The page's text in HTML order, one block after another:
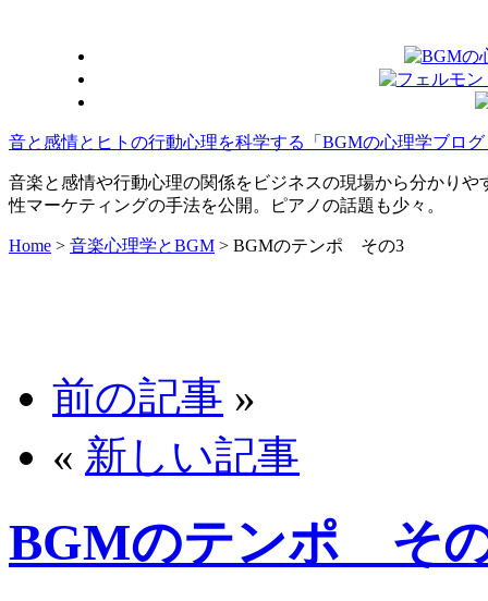
音と感情とヒトの行動心理を科学する「BGMの心理学ブログ
音楽と感情や行動心理の関係をビジネスの現場から分かり
性マーケティングの手法を公開。ピアノの話題も少々。
Home > 音楽心理学とBGM > BGMのテンポ その3
前の記事 »
« 新しい記事
BGMのテンポ そ